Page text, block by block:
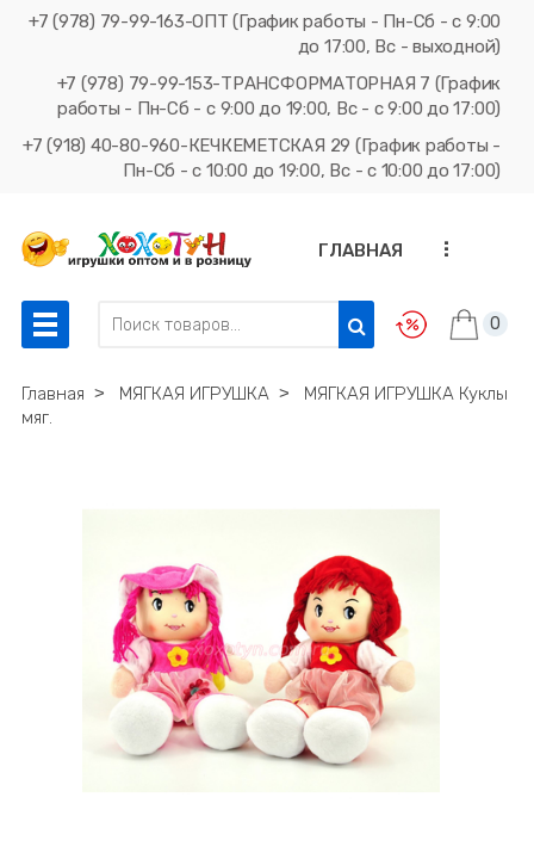
+7 (978) 79-99-163-ОПТ (График работы - Пн-Сб - с 9:00
до 17:00, Вс - выходной)
+7 (978) 79-99-153-ТРАНСФОРМАТОРНАЯ 7 (График
работы - Пн-Сб - с 9:00 до 19:00, Вс - с 9:00 до 17:00)
+7 (918) 40-80-960-КЕЧКЕМЕТСКАЯ 29 (График работы -
Пн-Сб - с 10:00 до 19:00, Вс - с 10:00 до 17:00)
ГЛАВНАЯ ...
0
Главная ˃ МЯГКАЯ ИГРУШКА ˃
МЯГКАЯ ИГРУШКА Куклы
мяг.